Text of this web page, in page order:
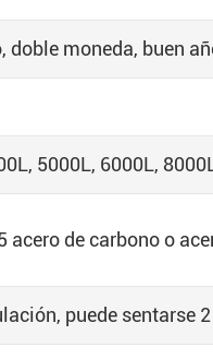
doble moneda, buen
5000L, 6000L,
acero de carbono o
puede sentarse